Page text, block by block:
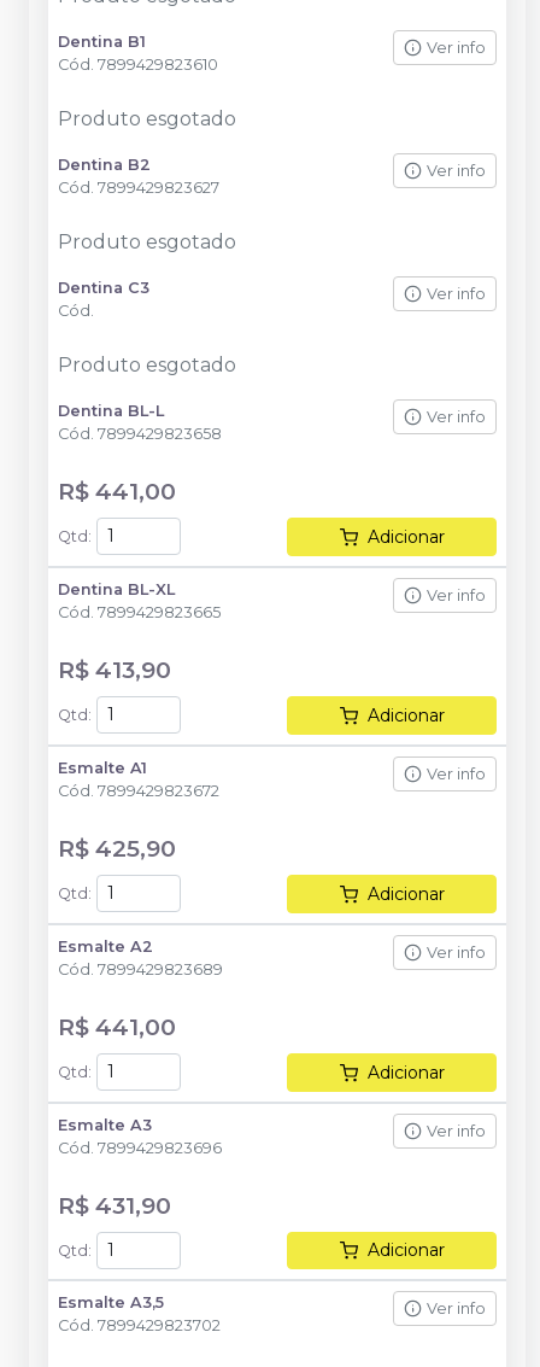
Dentina B1
Cód. 7899429823610
Ver info
Produto esgotado
Dentina B2
Cód. 7899429823627
Ver info
Produto esgotado
Dentina C3
Cód.
Ver info
Produto esgotado
Dentina BL-L
Cód. 7899429823658
Ver info
R$ 441,00
Qtd : Adicionar
Dentina BL-XL
Cód. 7899429823665
Ver info
R$ 413,90
Qtd : Adicionar
Esmalte A1
Cód. 7899429823672
Ver info
R$ 425,90
Qtd : Adicionar
Esmalte A2
Cód. 7899429823689
Ver info
R$ 441,00
Qtd: Adicionar
Esmalte A3
Cód. 7899429823696
Ver info
R$ 431,90
Qtd: Adicionar
Esmalte A3,5
Cód. 7899429823702
Ver info